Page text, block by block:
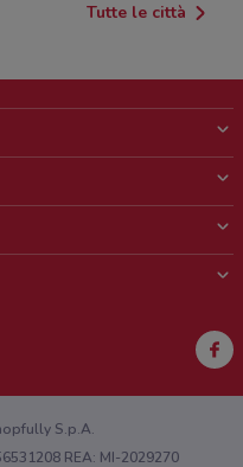
Tutte le città
S.p.A.
REA: MI-2029270